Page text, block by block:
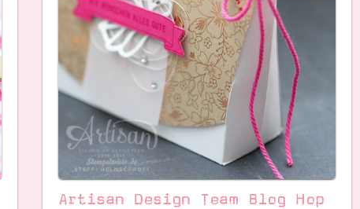
Artisan Design Team Blog Hop